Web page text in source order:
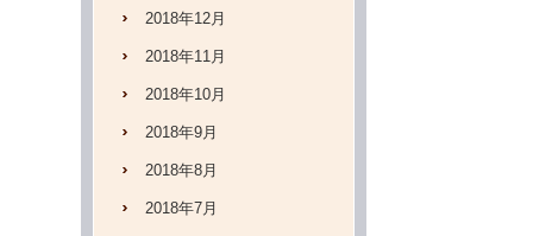
2018年12月
2018年11月
2018年10月
2018年9月
2018年8月
2018年7月